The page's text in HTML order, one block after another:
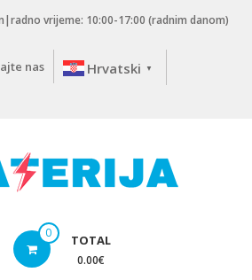
vrijeme: 10:00-17:00 (radnim danom)
nas Hrvatski ▼
0 TOTAL
0.00€